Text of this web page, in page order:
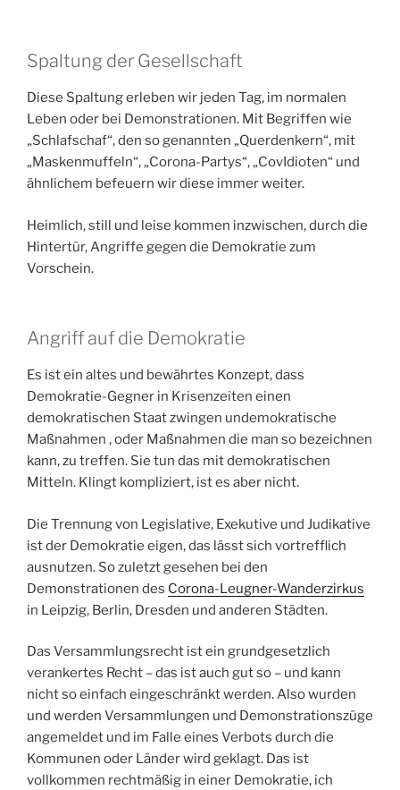
Spaltung der Gesellschaft
Diese Spaltung erleben wir jeden Tag, im normalen
Leben oder bei Demonstrationen. Mit Begriffen wie
„Schlafschaf“, den so genannten „Querdenkern“, mit
„Maskenmuffeln“, „Corona-Partys“, „CovIdioten“ und
ähnlichem befeuern wir diese immer weiter.
Heimlich, still und leise kommen inzwischen, durch die
Hintertür, Angriffe gegen die Demokratie zum
Vorschein.
Angriff auf die Demokratie
Es ist ein altes und bewährtes Konzept, dass
Demokratie-Gegner in Krisenzeiten einen
demokratischen Staat zwingen undemokratische
Maßnahmen , oder Maßnahmen die man so bezeichnen
kann, zu treffen. Sie tun das mit demokratischen
Mitteln. Klingt kompliziert, ist es aber nicht.
Die Trennung von Legislative, Exekutive und Judikative
ist der Demokratie eigen, das lässt sich vortrefflich
ausnutzen. So zuletzt gesehen bei den
Demonstrationen des Corona-Leugner-Wanderzirkus
in Leipzig, Berlin, Dresden und anderen Städten.
Das Versammlungsrecht ist ein grundgesetzlich
verankertes Recht – das ist auch gut so – und kann
nicht so einfach eingeschränkt werden. Also wurden
und werden Versammlungen und Demonstrationszüge
angemeldet und im Falle eines Verbots durch die
Kommunen oder Länder wird geklagt. Das ist
vollkommen rechtmäßig in einer Demokratie, ich